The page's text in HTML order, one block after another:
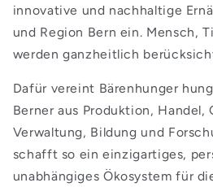
innovative und nachhaltige
und Region Bern ein. Mensch,
werden ganzheitlich
Dafür vereint Bärenhunger
Berner aus Produktion, Handel,
Verwaltung, Bildung und
schafft so ein einzigartiges,
unabhängiges Ökosystem für